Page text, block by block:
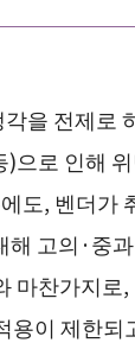
을 전제로
)으로 인해
도, 벤더가
해 고의·중
마찬가지로
용이 제한되